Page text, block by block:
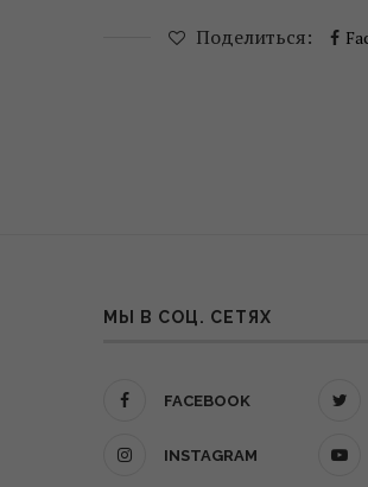
Поделиться:
МЫ В СОЦ. СЕТЯХ
FACEBOOK
INSTAGRAM